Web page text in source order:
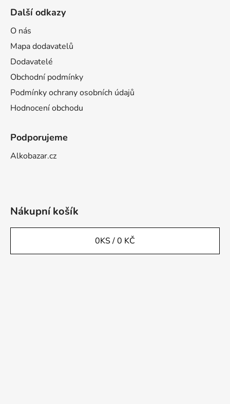
Další odkazy
O nás
Mapa dodavatelů
Dodavatelé
Obchodní podmínky
Podmínky ochrany osobních údajů
Hodnocení obchodu
Podporujeme
Alkobazar.cz
Nákupní košík
0KS /0 KČ